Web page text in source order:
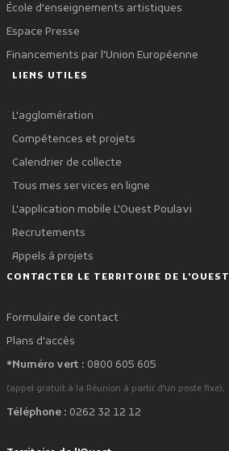
École d'enseignements artistiques
Espace Presse
Financements par l'Union Européenne
LIENS UTILES
L'agglomération
Compétences et projets
Calendrier de collecte
Tous mes services en ligne
L'application mobile L'Ouest Poulavi
Recrutements
Appels à projets
CONTACTER LE TERRITOIRE DE L'OUEST
Formulaire de contact
Plans d'accès
*Numéro vert : 0800 605 605
(appel gratuit à la Réunion à partir d'un poste fixe).
Téléphone : 0262 32 12 12